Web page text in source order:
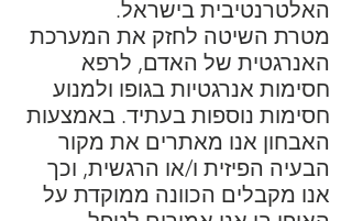
האלטרנטיבית בישראל.
מטרת השיטה לחזק את המערכת
האנרגטית של האדם, לרפא
חסימות אנרגטיות בגופו ולמנוע
חסימות נוספות בעתיד. באמצעות
האבחון אנו מאתרים את מקור
הבעיה הפיזית ו/או הרגשית, וכך
אנו מקבלים הכוונה ממוקדת על